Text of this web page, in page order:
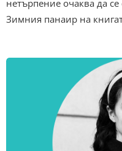
нетърпение очаква да
Зимния панаир на